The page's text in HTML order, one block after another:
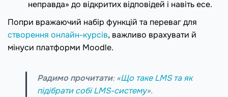
неправда» до відкритих відповідей і навіть есе.
Попри вражаючий набір функцій та переваг для
створення онлайн-курсів, важливо врахувати й
мінуси платформи Moodle.
Радимо прочитати: «Що таке LMS та як
підібрати собі LMS-систему».